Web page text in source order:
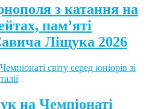
з катання на
пам’яті
Ліщука 2026
на Чемпіонаті